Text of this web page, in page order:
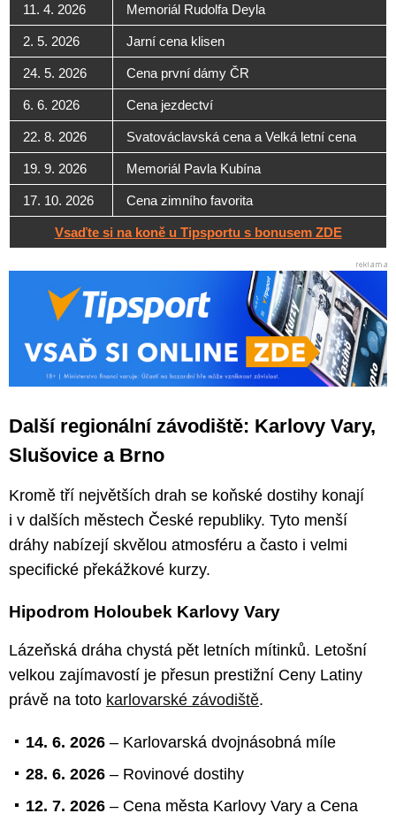
11. 4. 2026 Memoriál Rudolfa Deyla
2. 5. 2026 Jarní cena klisen
24. 5. 2026 Cena první dámy ČR
6. 6. 2026 Cena jezdectví
22. 8. 2026 Svatováclavská cena a Velká letní cena
19. 9. 2026 Memoriál Pavla Kubína
17. 10. 2026 Cena zimního favorita
Vsaďte si na koně u Tipsportu s bonusem ZDE
Další regionální závodiště: Karlovy Vary,
Slušovice a Brno
Kromě tří největších drah se koňské dostihy konají
i v dalších městech České republiky. Tyto menší
dráhy nabízejí skvělou atmosféru a často i velmi
specifické překážkové kurzy.
Hipodrom Holoubek Karlovy Vary
Lázeňská dráha chystá pět letních mítinků. Letošní
velkou zajímavostí je přesun prestižní Ceny Latiny
právě na toto karlovarské závodiště.
14. 6. 2026 – Karlovarská dvojnásobná míle
28. 6. 2026 – Rovinové dostihy
12. 7. 2026 – Cena města Karlovy Vary a Cena